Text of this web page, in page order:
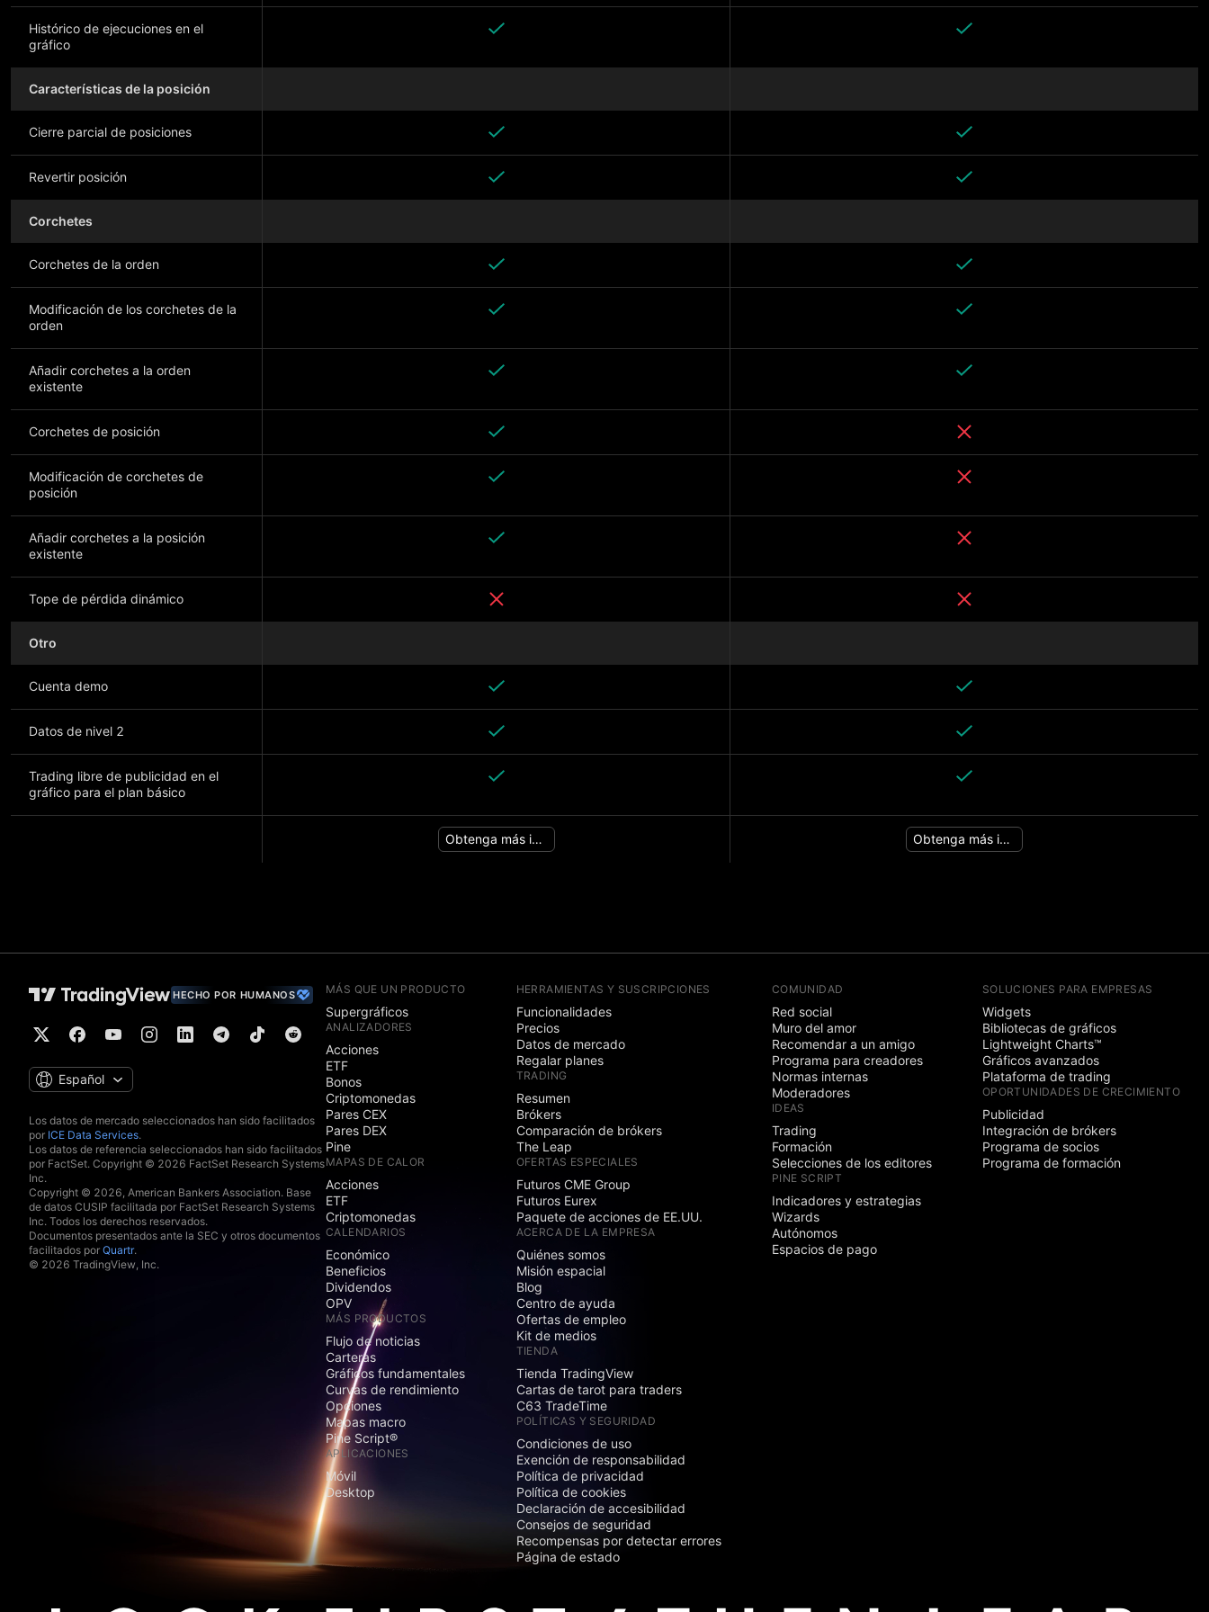
Histórico de ejecuciones en el
gráfico
Características de la posición
Cierre parcial de posiciones
Revertir posición
Corchetes
Corchetes de la orden
Modificación de los corchetes de la
orden
Añadir corchetes a la orden
existente
Corchetes de posición
Modificación de corchetes de
posición
Añadir corchetes a la posición
existente
Tope de pérdida dinámico
Otro
Cuenta demo
Datos de nivel 2
Trading libre de publicidad en el
gráfico para el plan básico
Obtenga más información Obtenga más información
HECHO POR HUMANOS
Español
Los datos de mercado seleccionados han sido facilitados
por ICE Data Services.
Los datos de referencia seleccionados han sido facilitados
por FactSet. Copyright © 2026 FactSet Research Systems
Inc.
Copyright © 2026, American Bankers Association. Base
de datos CUSIP facilitada por FactSet Research Systems
Inc. Todos los derechos reservados.
Documentos presentados ante la SEC y otros documentos
facilitados por Quartr.
© 2026 TradingView, Inc.
MÁS QUE UN PRODUCTO
Supergráficos
ANALIZADORES
Acciones
ETF
Bonos
Criptomonedas
Pares CEX
Pares DEX
Pine
MAPAS DE CALOR
Acciones
ETF
Criptomonedas
CALENDARIOS
Económico
Beneficios
Dividendos
OPV
MÁS PRODUCTOS
Flujo de noticias
Carteras
Gráficos fundamentales
Curvas de rendimiento
Opciones
Mapas macro
Pine Script®
APLICACIONES
Móvil
Desktop
HERRAMIENTAS Y SUSCRIPCIONES
Funcionalidades
Precios
Datos de mercado
Regalar planes
TRADING
Resumen
Brókers
Comparación de brókers
The Leap
OFERTAS ESPECIALES
Futuros CME Group
Futuros Eurex
Paquete de acciones de EE.UU.
ACERCA DE LA EMPRESA
Quiénes somos
Misión espacial
Blog
Centro de ayuda
Ofertas de empleo
Kit de medios
TIENDA
Tienda TradingView
Cartas de tarot para traders
C63 TradeTime
POLÍTICAS Y SEGURIDAD
Condiciones de uso
Exención de responsabilidad
Política de privacidad
Política de cookies
Declaración de accesibilidad
Consejos de seguridad
Recompensas por detectar errores
Página de estado
COMUNIDAD
Red social
Muro del amor
Recomendar a un amigo
Programa para creadores
Normas internas
Moderadores
IDEAS
Trading
Formación
Selecciones de los editores
PINE SCRIPT
Indicadores y estrategias
Wizards
Autónomos
Espacios de pago
SOLUCIONES PARA EMPRESAS
Widgets
Bibliotecas de gráficos
Lightweight Charts™
Gráficos avanzados
Plataforma de trading
OPORTUNIDADES DE CRECIMIENTO
Publicidad
Integración de brókers
Programa de socios
Programa de formación